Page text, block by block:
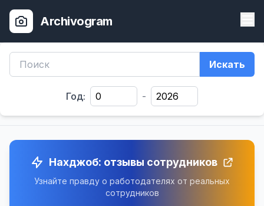
Archivogram
Искать
Год: -
Нахджоб: отзывы сотрудников
Узнайте правду о работодателях от реальных
сотрудников